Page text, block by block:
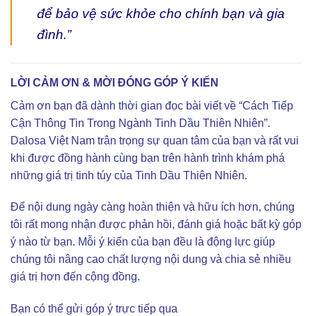
để bảo vệ sức khỏe cho chính bạn và gia
đình.”
LỜI CẢM ƠN & MỜI ĐÓNG GÓP Ý KIẾN
Cảm ơn bạn đã dành thời gian đọc bài viết về “Cách Tiếp
Cận Thông Tin Trong Ngành Tinh Dầu Thiên Nhiên”.
Dalosa Việt Nam trân trọng sự quan tâm của bạn và rất vui
khi được đồng hành cùng bạn trên hành trình khám phá
những giá trị tinh túy của Tinh Dầu Thiên Nhiên.
Để nội dung ngày càng hoàn thiện và hữu ích hơn, chúng
tôi rất mong nhận được phản hồi, đánh giá hoặc bất kỳ góp
ý nào từ bạn. Mỗi ý kiến của bạn đều là động lực giúp
chúng tôi nâng cao chất lượng nội dung và chia sẻ nhiều
giá trị hơn đến cộng đồng.
Bạn có thể gửi góp ý trực tiếp qua